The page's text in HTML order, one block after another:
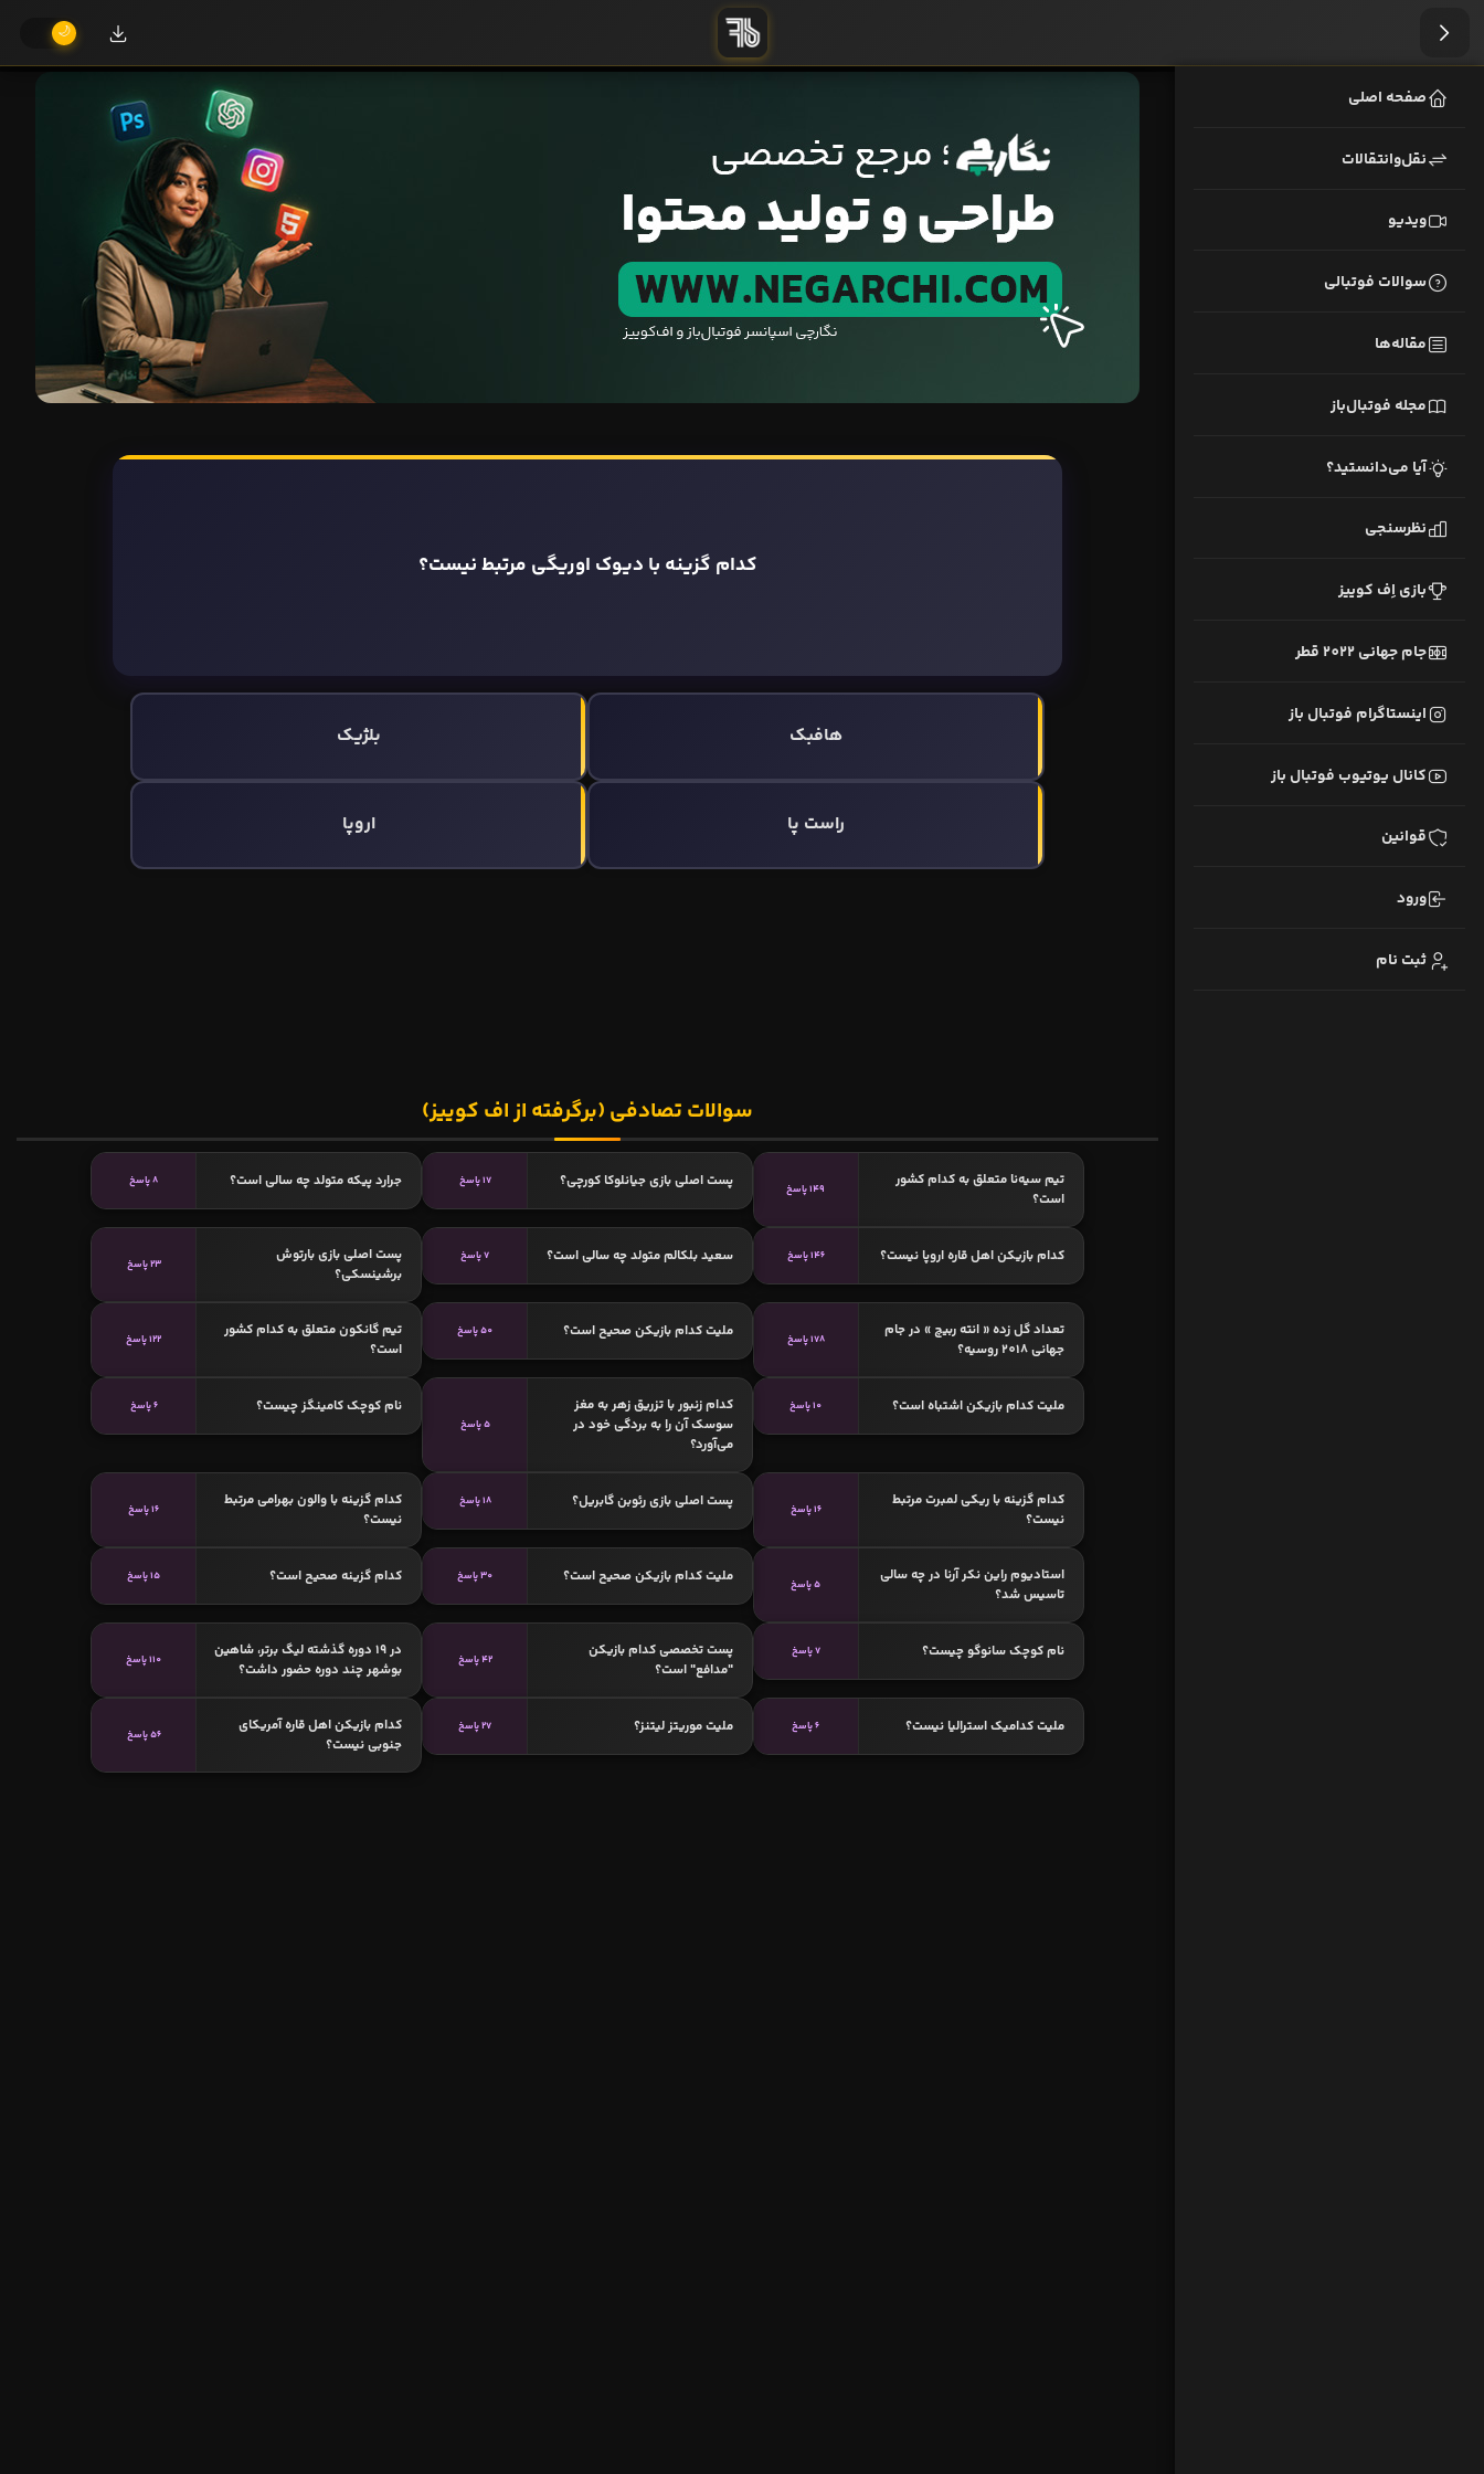
صفحه اصلی
نقل‌وانتقالات
ویدیو
سوالات فوتبالی
مقاله‌ها
مجله فوتبال‌باز
آیا می‌دانستید؟
نظرسنجی
بازی اِف کوییز
جام جهانی 2022 قطر
اینستاگرام فوتبال باز
کانال یوتیوب فوتبال باز
قوانین
ورود
ثبت نام
کدام گزینه با دیوک اوریگی مرتبط نیست؟
هافبک بلژیک
راست پا اروپا
سوالات تصادفی (برگرفته از اف کوییز)
تیم سیه‌نا متعلق به کدام کشور
است؟
149 پاسخ پست اصلی بازی جیانلوکا کورچی؟ 17 پاسخ جرارد پیکه متولد چه سالی است؟ 8 پاسخ
کدام بازیکن اهل قاره اروپا نیست؟ 146 پاسخ سعید بلکالم متولد چه سالی است؟ 7 پاسخ
پست اصلی بازی بارتوش
برشینسکی؟
23 پاسخ
تعداد گل زده « انته ربیچ » در جام
جهانی 2018 روسیه؟
178 پاسخ ملیت کدام بازیکن صحیح است؟ 50 پاسخ
تیم گانکون متعلق به کدام کشور
است؟
122 پاسخ
ملیت کدام بازیکن اشتباه است؟ 10 پاسخ
کدام زنبور با تزریق زهر به مغز
سوسک آن را به بردگی خود در
می‌آورد؟
5 پاسخ
نام کوچک کامینگز چیست؟ 6 پاسخ
کدام گزینه با ریکی لمبرت مرتبط
نیست؟
16 پاسخ پست اصلی بازی رئوبن گابریل؟ 18 پاسخ
کدام گزینه با والون بهرامی مرتبط
نیست؟
16 پاسخ
استادیوم راین نکر آرنا در چه سالی
تاسیس شد؟
5 پاسخ ملیت کدام بازیکن صحیح است؟ 30 پاسخ کدام گزینه صحیح است؟ 15 پاسخ
نام کوچک سانوگو چیست؟ 7 پاسخ
پست تخصصی کدام بازیکن
"مدافع" است؟
42 پاسخ
در 19 دوره گذشته لیگ برتر، شاهین
بوشهر چند دوره حضور داشت؟
110 پاسخ
ملیت کدامیک استرالیا نیست؟ 6 پاسخ ملیت موریتز لیتنز؟ 27 پاسخ
کدام بازیکن اهل قاره آمریکای
جنوبی نیست؟
56 پاسخ